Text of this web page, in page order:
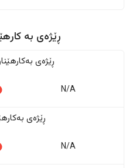
ڕێژەى به
ڕێژەى
N/A
ڕێژەى
N/A